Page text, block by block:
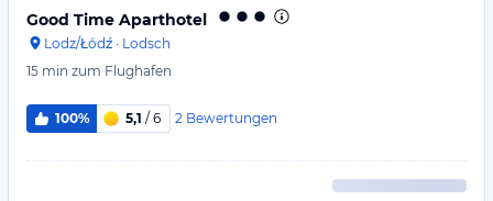
Good Time Aparthotel
Lodz/Łódź · Lodsch
15 min zum Flughafen
100% 5,1 / 6 2 Bewertungen